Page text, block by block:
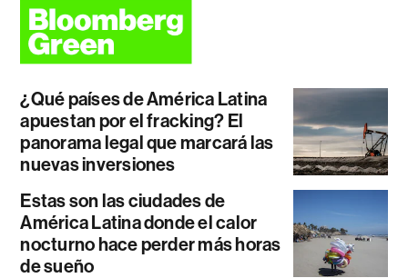
¿Qué países de América Latina
apuestan por el fracking? El
panorama legal que marcará las
nuevas inversiones
Estas son las ciudades de
América Latina donde el calor
nocturno hace perder más horas
de sueño